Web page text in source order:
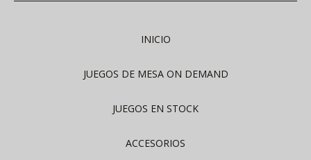
INICIO
JUEGOS DE MESA ON DEMAND
JUEGOS EN STOCK
ACCESORIOS